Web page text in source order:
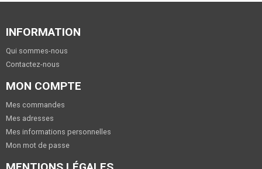
INFORMATION
Qui sommes-nous
Contactez-nous
MON COMPTE
Mes commandes
Mes adresses
Mes informations personnelles
Mon mot de passe